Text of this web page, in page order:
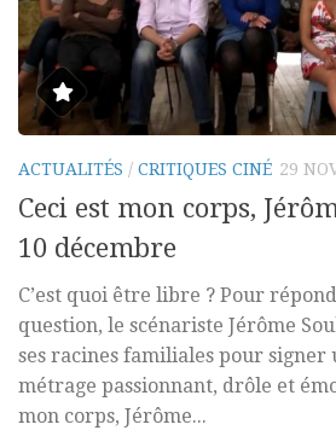
ACTUALITÉS / CRITIQUES CINÉ 29
Ceci est mon corps,
10 décembre
C’est quoi être libre ? Pour
question, le scénariste Jérôme
ses racines familiales pour
métrage passionnant, drôle et
mon corps, Jérôme...